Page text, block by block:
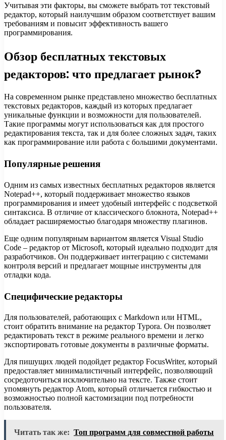
Учитывая эти факторы, вы сможете выбрать тот текстовый
редактор, который наилучшим образом соответствует вашим
требованиям и повысит эффективность вашего
программирования.
Обзор бесплатных текстовых
редакторов: что предлагает рынок?
На современном рынке представлено множество бесплатных
текстовых редакторов, каждый из которых предлагает
уникальные функции и возможности для пользователей.
Такие программы могут использоваться как для простого
редактирования текста, так и для более сложных задач, таких
как программирование или работа с большими документами.
Популярные решения
Одним из самых известных бесплатных редакторов является
Notepad++, который поддерживает множество языков
программирования и имеет удобный интерфейс с подсветкой
синтаксиса. В отличие от классического блокнота, Notepad++
обладает расширяемостью благодаря множеству плагинов.
Еще одним популярным вариантом является Visual Studio
Code – редактор от Microsoft, который идеально подходит для
разработчиков. Он поддерживает интеграцию с системами
контроля версий и предлагает мощные инструменты для
отладки кода.
Специфические редакторы
Для пользователей, работающих с Markdown или HTML,
стоит обратить внимание на редактор Typora. Он позволяет
редактировать текст в режиме реального времени и легко
экспортировать готовые документы в различные форматы.
Для пишущих людей подойдет редактор FocusWriter, который
предоставляет минималистичный интерфейс, позволяющий
сосредоточиться исключительно на тексте. Также стоит
упомянуть редактор Atom, который отличается гибкостью и
возможностью полной кастомизации под потребности
пользователя.
Читать так же: Топ программ для совместной работы